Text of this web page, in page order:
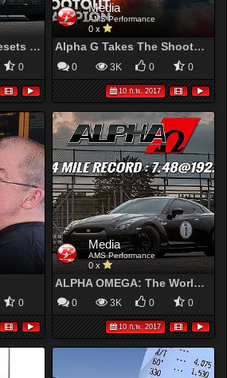
AMS Alpha Omega Resets GT-R ¼ Mile Record: 7.70@186mph!
0
Media
AMS Performance
0 x
Alpha G Takes The Shootout Win With 7.36 Pass
0 3K 0 0
10 ก.พ. 2017
0
Media
AMS Performance
0 x
ALPHA OMEGA: The World’s Quickest & Fastest R35 GT-R!
0 3K 0 0
10 ก.พ. 2017